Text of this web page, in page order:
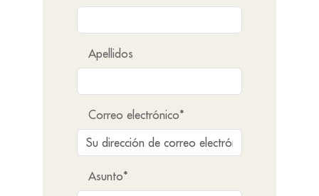
Apellidos
Correo electrónico*
Asunto*